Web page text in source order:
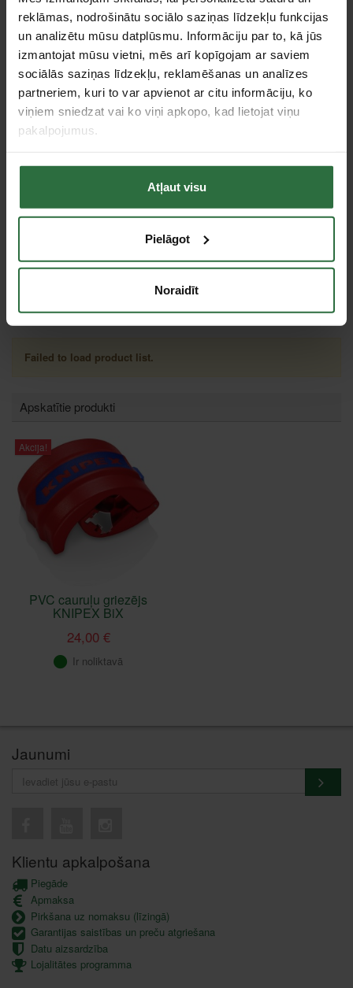
reklāmas, nodrošinātu sociālo saziņas līdzekļu funkcijas
un analizētu mūsu datplūsmu. Informāciju par to, kā jūs
izmantojat mūsu vietni, mēs arī kopīgojam ar saviem
sociālās saziņas līdzekļu, reklamēšanas un analīzes
partneriem, kuri to var apvienot ar citu informāciju, ko
viņiem sniedzat vai ko viņi apkopo, kad lietojat viņu
pakalpojumus.
Atļaut visu
Pielāgot
Noraidīt
Centrālā noliktava, (uzzināt vairāk šeit, )
Citas noliktavas, (uzzināt vairāk šeit, )
Apraksts
Asmeņi izgatavoti no speciāla ķirurģiskā nerūsējošā tērauda, bet
korpuss no pastiprinātas plastmasas.
Ar fiksācijas mehānismu drošai transportēšanai.
Griežamās caurules diametrs
20–50 mm
Failed to load product list.
Apskatītie produkti
Akcija!
PVC cauruļu griezējs
KNIPEX BiX
24,00 €
Ir noliktavā
Jaunumi
Klientu apkalpošana
Piegāde
Apmaksa
Pirkšana uz nomaksu (līzingā)
Garantijas saistības un preču atgriešana
Datu aizsardzība
Lojalitātes programma